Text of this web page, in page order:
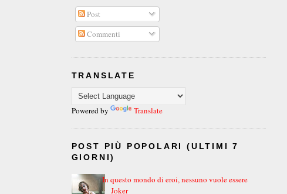
Post
Commenti
TRANSLATE
Powered by Translate
POST PIÙ POPOLARI (ULTIMI 7
GIORNI)
In questo mondo di eroi, nessuno vuole essere
Joker